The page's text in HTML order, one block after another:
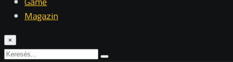
Magazin
×